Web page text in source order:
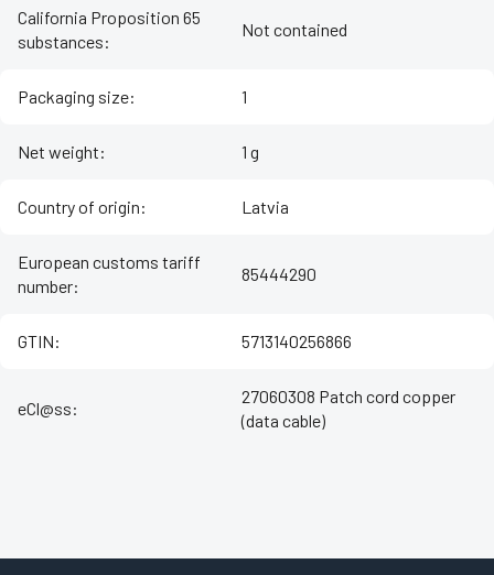
California Proposition 65
substances:
Not contained
Packaging size: 1
Net weight: 1 g
Country of origin: Latvia
European customs tariff
number:
85444290
GTIN: 5713140256866
eCl@ss:
27060308 Patch cord copper
(data cable)